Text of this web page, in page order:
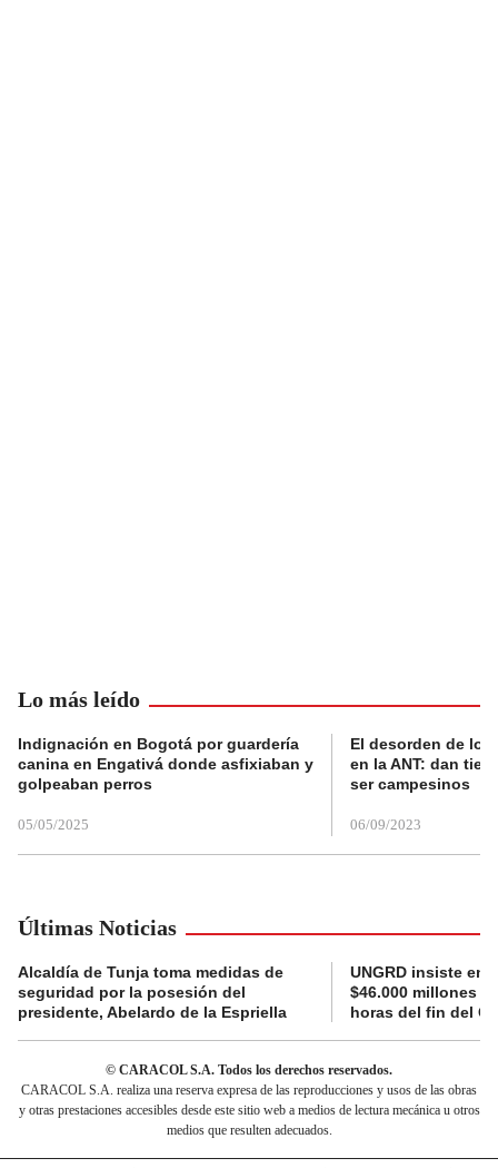
Lo más leído
Indignación en Bogotá por guardería
canina en Engativá donde asfixiaban y
golpeaban perros
05/05/2025
El desorden de
en la ANT: dan
ser campesinos
06/09/2023
Últimas Noticias
Alcaldía de Tunja toma medidas de
seguridad por la posesión del
presidente, Abelardo de la Espriella
UNGRD insiste en
$46.000 millones
horas del fin del
© CARACOL S.A. Todos los derechos reservados.
CARACOL S.A. realiza una reserva expresa de las reproducciones y usos de las obras
y otras prestaciones accesibles desde este sitio web a medios de lectura mecánica u otros
medios que resulten adecuados.